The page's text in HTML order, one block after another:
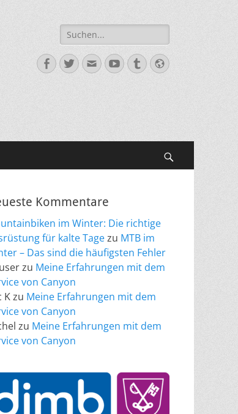
Suche
nach:
Facebook
Twitter
E-
Mail
YouTube
TumblrWebsite
Kommentare
im Winter: Die richtige
für kalte Tagezu MTB im
– Das sind die häufigsten Fehler
zu Meine Erfahrungen mit dem
von Canyon
Kzu Meine Erfahrungen mit dem
von Canyon
zu Meine Erfahrungen mit dem
von Canyon